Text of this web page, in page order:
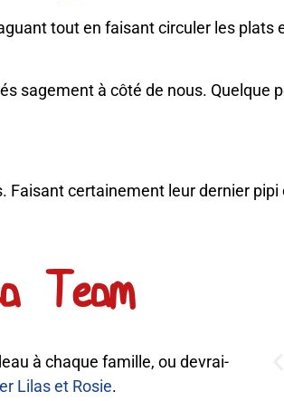
tout en faisant circuler les plats
sagement à côté de nous. Quelque
certainement leur dernier pipi
Team
à chaque famille, ou devrai-
Lilas et Rosie.